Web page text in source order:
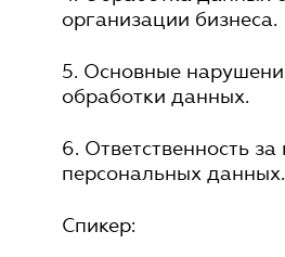
организации бизнеса.
5. Основные
обработки данных.
6. Ответственность
персональных данных.
Спикер: